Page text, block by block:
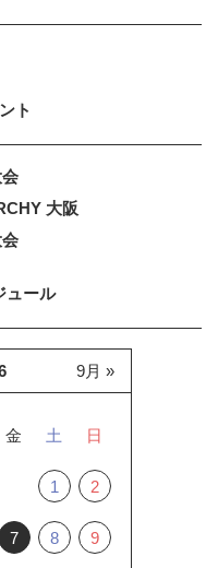
ト
大阪
ュール
金 土 日
1 2
7 8 9
9月 »